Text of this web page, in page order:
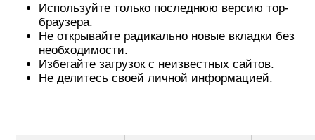
Используйте только последнюю версию тор-
браузера.
Не открывайте радикально новые вкладки без
необходимости.
Избегайте загрузок с неизвестных сайтов.
Не делитесь своей личной информацией.